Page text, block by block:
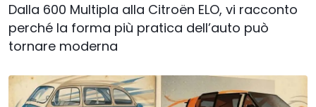
Dalla 600 Multipla alla Citroën ELO, vi racconto
perché la forma più pratica dell’auto può
tornare moderna